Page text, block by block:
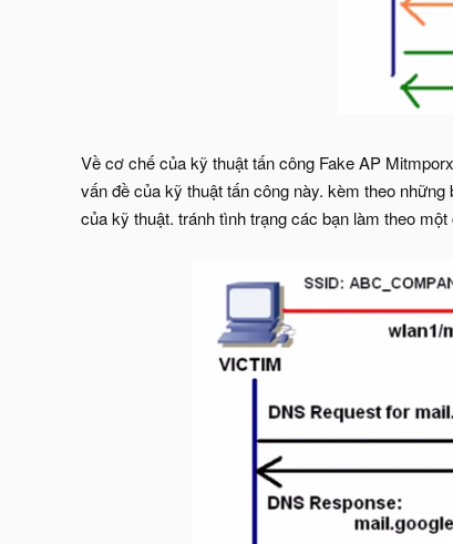
Về cơ chế của kỹ thuật tấn công Fake AP
vấn đề của kỹ thuật tấn công này. kèm theo
của kỹ thuật. tránh tình trạng các bạn làm theo